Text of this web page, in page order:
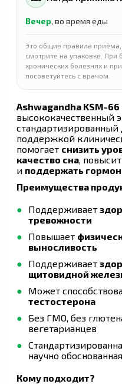
Вечер, во время еды
Это общие правила
смотрите на упаковке. При
хронических болезнях и
посоветуйтесь с врачом.
Ashwagandha KSM-66
высококачественный
стандартизированный
поддержкой
помогает снизить
качество сна ,
и поддержать
Преимущества
Поддерживает
тревожности
Повышает
выносливость
Поддерживает
щитовидной
Может
тестостерона
Без ГМО, без
вегетарианцев
научно
Кому подходит?